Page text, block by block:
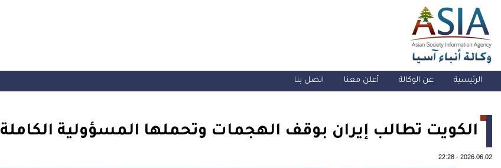
الرئيسية عن الوكالة أعلن معنا اتصل بنا
الكويت تطالب إيران بوقف الهجمات وتحملها المسؤولية الكاملة
2026.06.02
-
22:28